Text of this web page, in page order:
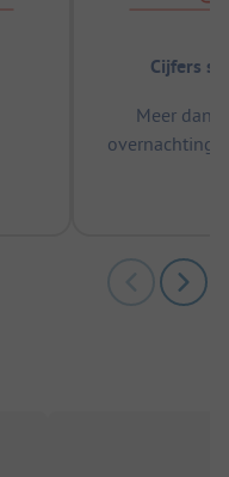
Cijfers
Meer dan